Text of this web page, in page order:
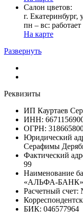
Cалон цветов:
г. Екатеринбург,
пн – вс:
На карте
Развернуть
Реквизиты
ИП Кауртаев
ИНН:
ОГРН:
Юридический
Серафимы
Фактический
99
Наименование
«АЛЬФА-БАНК»
Расчетный счет:
БИК: 046577964